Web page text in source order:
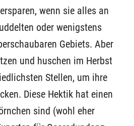
wenn sie alles an
oder wenigstens
Gebiets. Aber
und huschen im Herbst
Stellen, um ihre
Diese Hektik hat einen
sind (wohl eher